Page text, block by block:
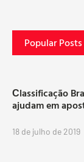
Popular Posts
Сlassificação
ajudam em
18 de julho de 2019